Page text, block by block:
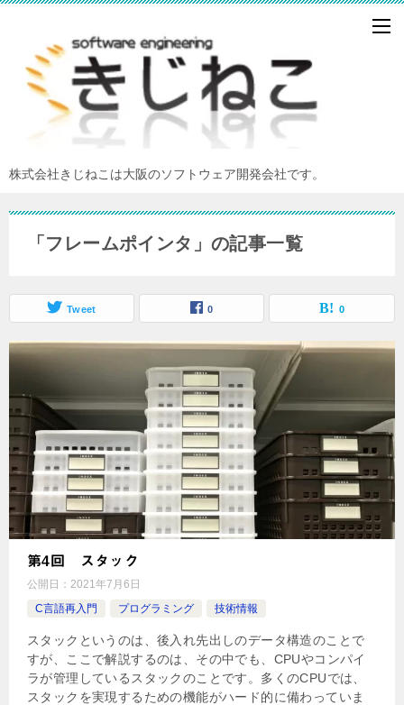
株式会社きじねこは大阪のソフトウェア開発会社です。
「フレームポインタ」の記事一覧
Tweet 0 0
第4回 スタック
公開日： 2021年7月6日
C言語再入門
プログラミング 技術情報
スタックというのは、後入れ先出しのデータ構造のことで
すが、ここで解説するのは、その中でも、CPUやコンパイ
ラが管理しているスタックのことです。多くのCPUでは、
スタックを実現するための機能がハード的に備わっていま